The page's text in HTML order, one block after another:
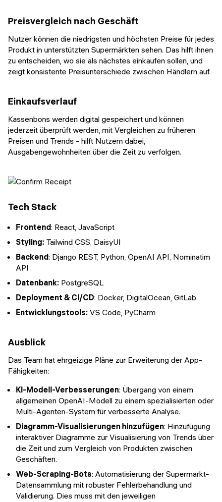
Preisvergleich nach Geschäft
Nutzer können die niedrigsten und höchsten Preise für jedes
Produkt in unterstützten Supermärkten sehen. Das hilft ihnen
zu entscheiden, wo sie als nächstes einkaufen sollen, und
zeigt konsistente Preisunterschiede zwischen Händlern auf.
Einkaufsverlauf
Kassenbons werden digital gespeichert und können
jederzeit überprüft werden, mit Vergleichen zu früheren
Preisen und Trends - hilft Nutzern dabei,
Ausgabengewohnheiten über die Zeit zu verfolgen.
Tech Stack
Frontend: React, JavaScript
Styling: Tailwind CSS, DaisyUI
Backend: Django REST, Python, OpenAI API, Nominatim
API
Datenbank: PostgreSQL
Deployment & CI/CD: Docker, DigitalOcean, GitLab
Entwicklungstools: VS Code, PyCharm
Ausblick
Das Team hat ehrgeizige Pläne zur Erweiterung der App-
Fähigkeiten:
KI-Modell-Verbesserungen: Übergang von einem
allgemeinen OpenAI-Modell zu einem spezialisierten oder
Multi-Agenten-System für verbesserte Analyse.
Diagramm-Visualisierungen hinzufügen: Hinzufügung
interaktiver Diagramme zur Visualisierung von Trends über
die Zeit und zum Vergleich von Produkten zwischen
Geschäften.
Web-Scraping-Bots: Automatisierung der Supermarkt-
Datensammlung mit robuster Fehlerbehandlung und
Validierung. Dies muss mit den jeweiligen